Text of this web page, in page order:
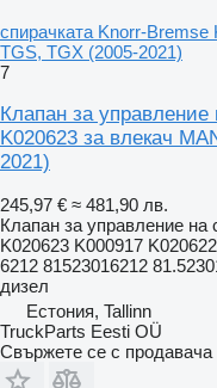
спирачката Knorr-
TGS, TGX (2005-2021)
7
Клапан за
K020623 за влекач
2021)
245,97 € ≈ 481,90 лв.
Клапан за управление на
K020623 K000917
6212 81523016212
дизел
Естония, Tallinn
TruckParts Eesti OÜ
Свържете се с продавача